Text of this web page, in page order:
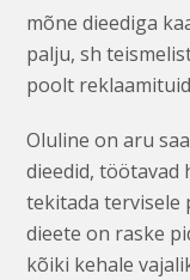
mõne dieediga
palju, sh
poolt
Oluline on aru
dieedid, töötavad
tekitada tervisele
dieete on raske
kõiki kehale